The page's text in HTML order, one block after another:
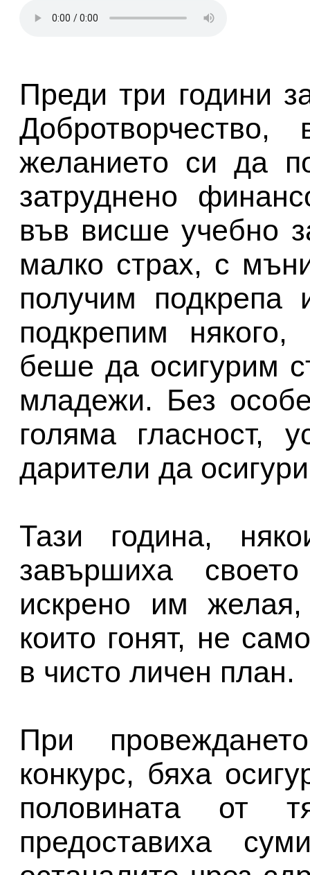
Преди три години
желанието си да
затруднено
във висше учебно
малко страх, с
получим
подкрепим
беше да осигурим
младежи. Без
голяма гласност,
дарители да
Тази година,
завършиха
искрено им желая,
които гонят, не
в чисто личен план.
При
конкурс, бяха
половината от
предоставиха